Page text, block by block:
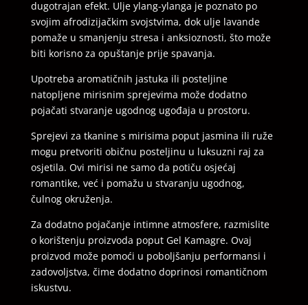
dugotrajan efekt. Ulje ylang-ylanga je poznato po
svojim afrodizijačkim svojstvima, dok ulje lavande
pomaže u smanjenju stresa i anksioznosti, što može
biti korisno za opuštanje prije spavanja.
Upotreba aromatičnih jastuka ili posteljine
natopljene mirisnim sprejevima može dodatno
pojačati stvaranje ugodnog ugođaja u prostoru.
Sprejevi za tkanine s mirisima poput jasmina ili ruže
mogu pretvoriti običnu posteljinu u luksuzni raj za
osjetila. Ovi mirisi ne samo da potiču osjećaj
romantike, već i pomažu u stvaranju ugodnog,
čulnog okruženja.
Za dodatno pojačanje intimne atmosfere, razmislite
o korištenju proizvoda poput Gel Kamagre. Ovaj
proizvod može pomoći u poboljšanju performansi i
zadovoljstva, čime dodatno doprinosi romantičnom
iskustvu.